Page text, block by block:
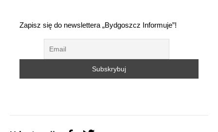
Zapisz się do newslettera „Bydgoszcz Informuje”!